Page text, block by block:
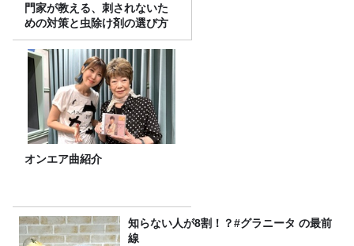
門家が教える、刺されないた
めの対策と虫除け剤の選び方
オンエア曲紹介
知らない人が8割！？#グラニータ の最前
線